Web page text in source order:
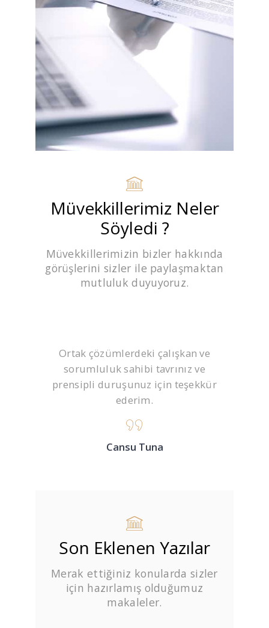
Müvekkillerimiz Neler
Söyledi ?
Müvekkillerimizin bizler hakkında
görüşlerini sizler ile paylaşmaktan
mutluluk duyuyoruz.
Ortak çözümlerdeki çalışkan ve
sorumluluk sahibi tavrınız ve
prensipli duruşunuz için teşekkür
ederim.
Cansu Tuna
Son Eklenen Yazılar
Merak ettiğiniz konularda sizler
için hazırlamış olduğumuz
makaleler.